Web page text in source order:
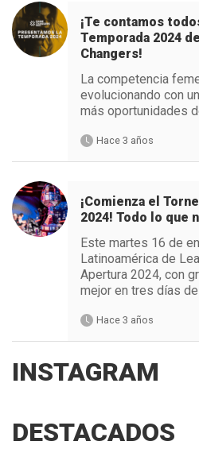
¡Te contamos
Temporada 2024
Changers!
La competencia
evolucionando con
más oportunidades
Hace 3 años
¡Comienza el
2024! Todo lo que
Este martes 16 de
Latinoamérica de
Apertura 2024, con
mejor en tres días
Hace 3 años
INSTAGRAM
DESTACADOS